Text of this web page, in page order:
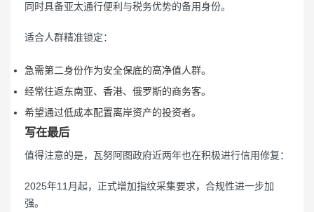
同时具备亚太通行便利与税务优势的备用身份。
适合人群精准锁定：
急需第二身份作为安全保底的高净值人群。
经常往返东南亚、香港、俄罗斯的商务客。
希望通过低成本配置离岸资产的投资者。
写在最后
值得注意的是，瓦努阿图政府近两年也在积极进行信用修复：
2025年11月起，正式增加指纹采集要求，合规性进一步加
强。